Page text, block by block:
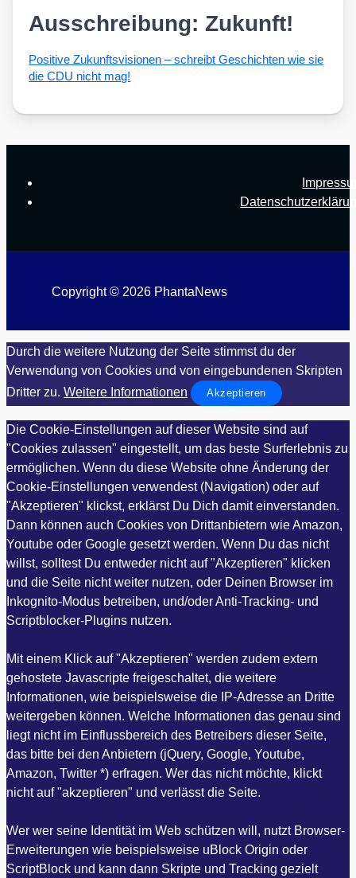
Ausschreibung: Zukunft!
Posi­ti­ve Zukunfts­vi­sio­nen – schreibt Geschich­ten wie sie
die CDU nicht mag!
Copyright © 2026 PhantaNews
Durch die weitere Nutzung der Seite stimmst du der
Verwendung von Cookies und von eingebundenen Skripten
Dritter zu. Weitere Informationen Akzeptieren
Die Cookie-Einstellungen auf dieser Website sind auf
"Cookies zulassen" eingestellt, um das beste Surferlebnis zu
ermöglichen. Wenn du diese Website ohne Änderung der
Cookie-Einstellungen verwendest (Navigation) oder auf
"Akzeptieren" klickst, erklärst Du Dich damit einverstanden.
Dann können auch Cookies von Drittanbietern wie Amazon,
Youtube oder Google gesetzt werden. Wenn Du das nicht
willst, solltest Du entweder nicht auf "Akzeptieren" klicken
und die Seite nicht weiter nutzen, oder Deinen Browser im
Inkognito-Modus betreiben, und/oder Anti-Tracking- und
Scriptblocker-Plugins nutzen.
Mit einem Klick auf "Akzeptieren" werden zudem extern
gehostete Javascripte freigeschaltet, die weitere
Informationen, wie beispielsweise die IP-Adresse an Dritte
weitergeben können. Welche Informationen das genau sind
liegt nicht im Einflussbereich des Betreibers dieser Seite,
das bitte bei den Anbietern (jQuery, Google, Youtube,
Amazon, Twitter *) erfragen. Wer das nicht möchte, klickt
nicht auf "akzeptieren" und verlässt die Seite.
Wer wer seine Identität im Web schützen will, nutzt Browser-
Erweiterungen wie beispielsweise uBlock Origin oder
ScriptBlock und kann dann Skripte und Tracking gezielt